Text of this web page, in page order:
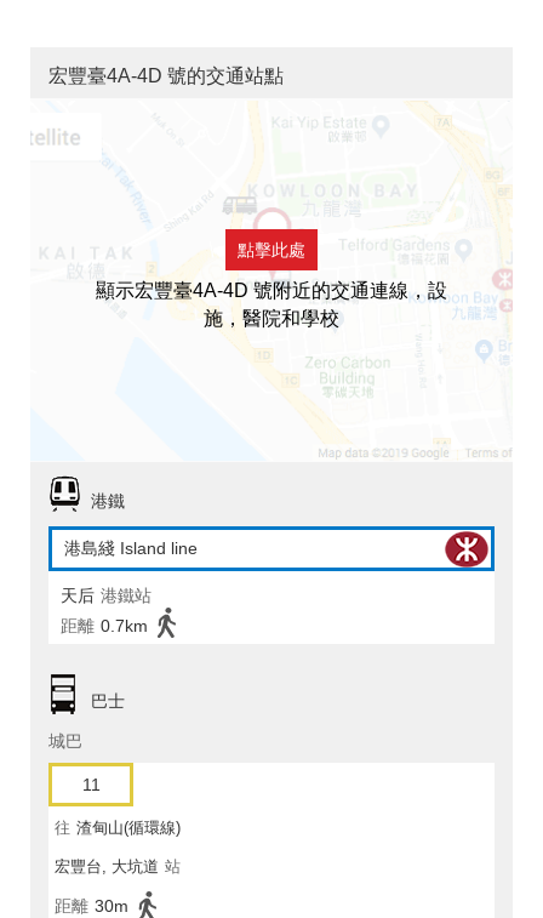
宏豐臺4A-4D 號的交通站點
點擊此處
顯示宏豐臺4A-4D 號附近的交通連線，設
施，醫院和學校
港鐵
港島綫 Island line
天后 港鐵站
距離 0.7km
巴士
城巴
11
往 渣甸山(循環線)
宏豐台, 大坑道 站
距離 30m